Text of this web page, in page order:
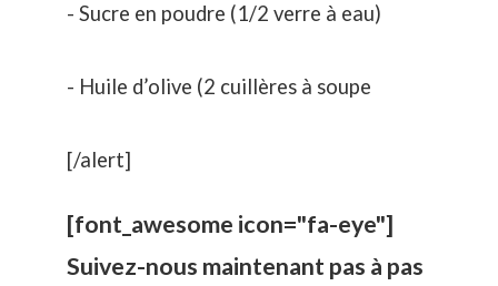
- Sucre en poudre (1/2 verre à eau)
- Huile d’olive (2 cuillères à soupe
[/alert]
[font_awesome icon="fa-eye"]
Suivez-nous maintenant pas à pas